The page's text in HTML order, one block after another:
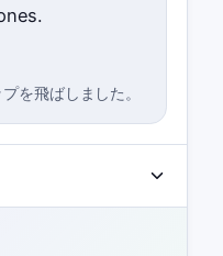
を飛ばしました。